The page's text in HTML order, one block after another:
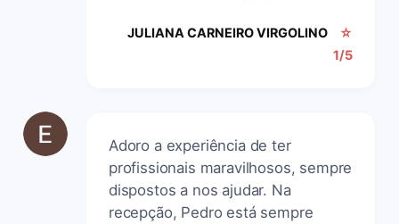
JULIANA CARNEIRO VIRGOLINO
☆
1/5
Adoro a experiência de ter
profissionais maravilhosos, sempre
dispostos a nos ajudar. Na
recepção, Pedro está sempre